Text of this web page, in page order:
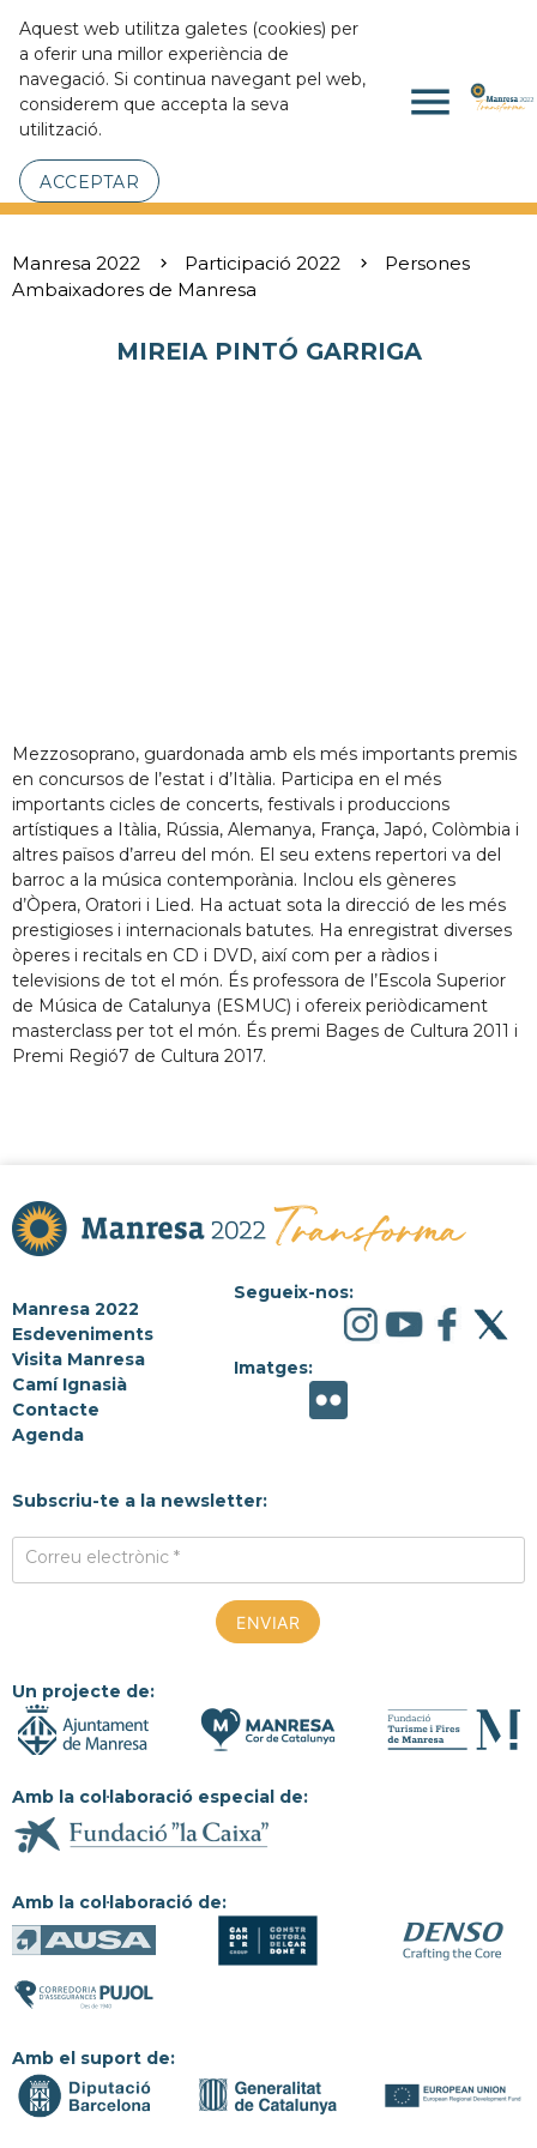
Aquest web utilitza galetes (cookies) per
a oferir una millor experiència de
navegació. Si continua navegant pel web,
considerem que accepta la seva
utilització.
ACCEPTAR
menu
Manresa 2022 Participació 2022
Persones
Ambaixadores de Manresa
MIREIA PINTÓ GARRIGA
Mezzosoprano, guardonada amb els més importants premis
en concursos de l’estat i d’Itàlia. Participa en el més
importants cicles de concerts, festivals i produccions
artístiques a Itàlia, Rússia, Alemanya, França, Japó, Colòmbia i
altres països d’arreu del món. El seu extens repertori va del
barroc a la música contemporània. Inclou els gèneres
d’Òpera, Oratori i Lied. Ha actuat sota la direcció de les més
prestigioses i internacionals batutes. Ha enregistrat diverses
òperes i recitals en CD i DVD, així com per a ràdios i
televisions de tot el món. És professora de l’Escola Superior
de Música de Catalunya (ESMUC) i ofereix periòdicament
masterclass per tot el món. És premi Bages de Cultura 2011 i
Premi Regió7 de Cultura 2017.
Manresa 2022
Esdeveniments
Visita Manresa
Camí Ignasià
Contacte
Agenda
Segueix-nos:
Imatges:
Subscriu-te a la newsletter:
Correu electrònic *
Un projecte de:
Amb la col·laboració especial de:
Amb la col·laboració de:
Amb el suport de: